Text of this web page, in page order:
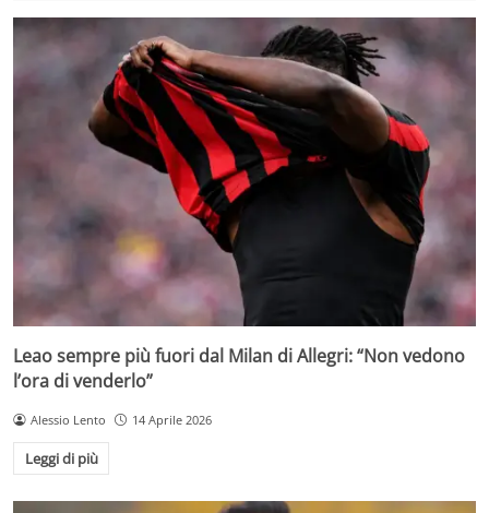
Leao sempre più fuori dal Milan di Allegri: “Non vedono
l’ora di venderlo”
Alessio Lento 14 Aprile 2026
Leggi di più